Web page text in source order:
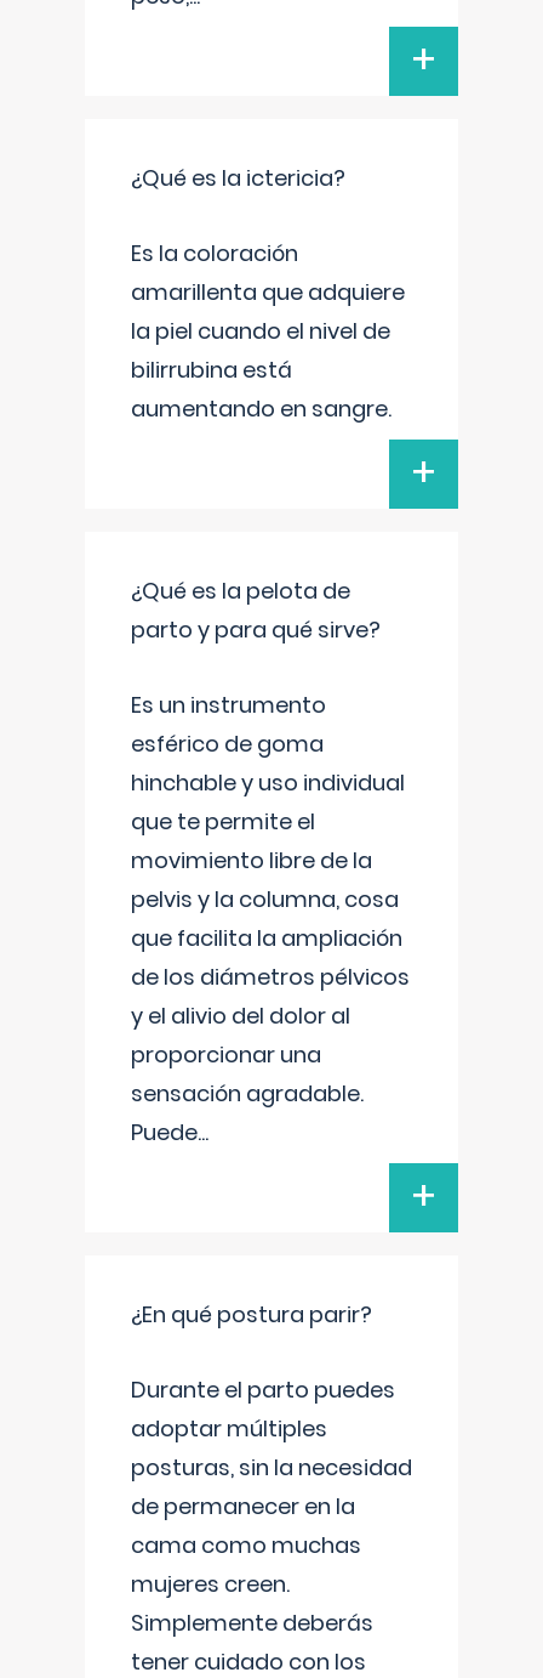
+
¿Qué es la ictericia?
Es la coloración
amarillenta que adquiere
la piel cuando el nivel de
bilirrubina está
aumentando en sangre.
+
¿Qué es la pelota de
parto y para qué sirve?
Es un instrumento
esférico de goma
hinchable y uso individual
que te permite el
movimiento libre de la
pelvis y la columna, cosa
que facilita la ampliación
de los diámetros pélvicos
y el alivio del dolor al
proporcionar una
sensación agradable.
Puede...
+
¿En qué postura parir?
Durante el parto puedes
adoptar múltiples
posturas, sin la necesidad
de permanecer en la
cama como muchas
mujeres creen.
Simplemente deberás
tener cuidado con los